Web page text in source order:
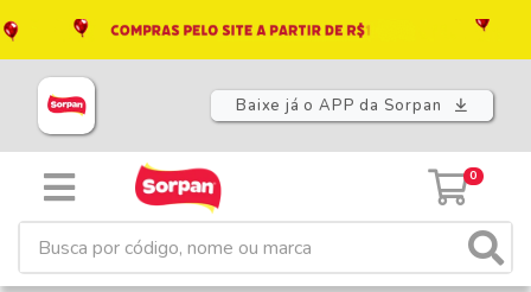
Baixe já o APP da Sorpan
0